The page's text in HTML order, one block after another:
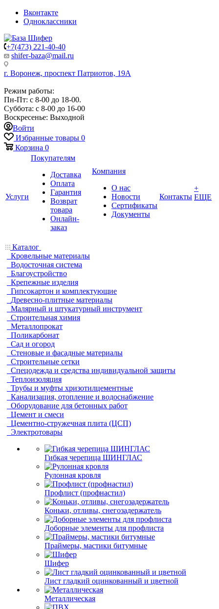
Вконтакте
Одноклассники
+7(473) 221-40-40
shifer-baza@mail.ru
г. Воронеж, проспект Патриотов, 19А
Режим работы:
Пн-Пт: с 8-00 до 18-00.
Суббота: с 8-00 до 16-00
Воскресенье: Выходной
Войти
Избранные товары 0
Корзина 0
Услуги
Покупателям
Доставка
Оплата
Гарантия
Возврат
товара
Онлайн-
заказ
Компания
О нас
Новости
Сертификаты
Документы
Контакты
+
ЕЩЕ
Каталог
Кровельные материалы
Водосточная система
Благоустройство
Крепежные изделия
Гипсокартон и комплектующие
Древесно-плитные материалы
Малярный и штукатурный инструмент
Строительная химия
Металлопрокат
Поликарбонат
Сад и огород
Стеновые и фасадные материалы
Строительные сетки
Спецодежда и средства индивидуальной защиты
Теплоизоляция
Трубы и муфты хризотилцементные
Канализация, отопление и водоснабжение
Оборудование для бетонных работ
Цемент и смеси
Цементно-стружечная плита (ЦСП)
Электротовары
Гибкая черепица ШИНГЛАС
Рулонная кровля
Профлист (профнастил)
Коньки, отливы, снегозадержатель
Доборные элементы для профлиста
Праймеры, мастики битумные
Шифер
Лист гладкий оцинкованный и цветной
Металлическая